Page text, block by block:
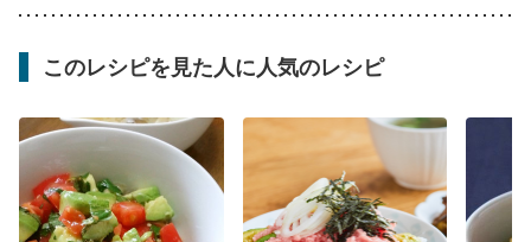
このレシピを見た人に人気のレシピ